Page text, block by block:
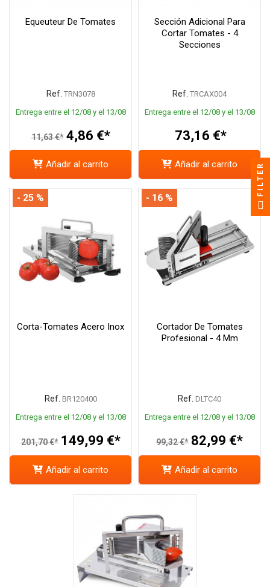
Equeuteur De Tomates
Ref. TRN3078
Entrega entre el 12/08 y el 13/08
11,63 €* 4,86 €*
Añadir al carrito
Sección Adicional Para
Cortar Tomates - 4
Secciones
Ref. TRCAX004
Entrega entre el 12/08 y el 13/08
73,16 €*
Añadir al carrito
Corta-Tomates Acero Inox
Ref. BR120400
Entrega entre el 12/08 y el 13/08
201,70 €* 149,99 €*
- 25 %
Añadir al carrito
Cortador De Tomates
Profesional - 4 Mm
Ref. DLTC40
Entrega entre el 12/08 y el 13/08
99,32 €* 82,99 €*
- 16 %
Añadir al carrito
FILTER